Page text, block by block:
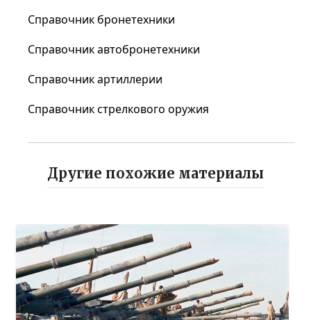
Справочник бронетехники
Справочник автобронетехники
Справочник артиллерии
Справочник стрелкового оружия
Другие похожие материалы